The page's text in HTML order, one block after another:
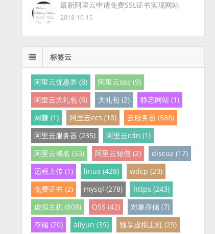
最新阿里云申请免费SSL证书实现网站
2018-10-15
标签云
阿里云优惠券 (8)
阿里云oss (9)
阿里云大礼包 (6)
大礼包 (2)
静态网站 (1)
网赚 (1)
阿里云ecs (18)
云服务器 (588)
阿里云服务器 (235)
阿里云cdn (1)
阿里云域名 (53)
阿里云短信 (2)
discuz (17)
远程上传 (1)
linux (428)
wdcp (20)
免费证书 (2)
mysql (278)
https (243)
虚拟主机 (808)
OSS (42)
对象存储 (7)
存储 (20)
aliyun (39) 独享虚拟主机 (29)